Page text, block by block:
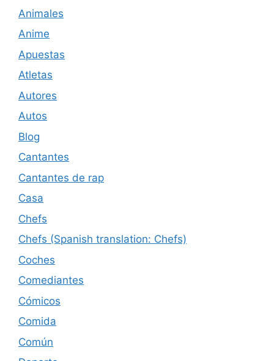
Animales
Anime
Apuestas
Atletas
Autores
Autos
Blog
Cantantes
Cantantes de rap
Casa
Chefs
Chefs (Spanish translation: Chefs)
Coches
Comediantes
Cómicos
Comida
Común